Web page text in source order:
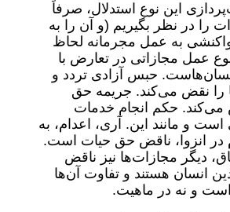
این نوع استدلال، صرفاً
را در نظر بگیریم (و آن را به
به عمل مجرمانه لحاظ
عمل مجازاتی در تعارض با
حبس آزادی تردد و
را نقض می‌کند. جریمه حق
می‌کند. حکم انجام خدمات
و مانند این. آری، اعدام، به
در انزوا، ناقض حق حیات است.
دیگر مجازات‌ها نیز ناقض
انسان هستند و تفاوت آن‌ها
و نه در ماهیت.